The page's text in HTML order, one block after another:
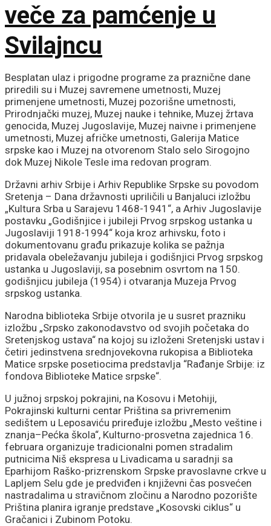
veče za pamćenje u
Svilajncu
Besplatan ulaz i prigodne programe za praznične dane
priredili su i Muzej savremene umetnosti, Muzej
primenjene umetnosti, Muzej pozorišne umetnosti,
Prirodnjački muzej, Muzej nauke i tehnike, Muzej žrtava
genocida, Muzej Jugoslavije, Muzej naivne i primenjene
umetnosti, Muzej afričke umetnosti, Galerija Matice
srpske kao i Muzej na otvorenom Stalo selo Sirogojno
dok Muzej Nikole Tesle ima redovan program.
Državni arhiv Srbije i Arhiv Republike Srpske su povodom
Sretenja – Dana državnosti upriličili u Banjaluci izložbu
„Kultura Srba u Sarajevu 1468-1941“, a Arhiv Jugoslavije
postavku „Godišnjice i jubileji Prvog srpskog ustanka u
Jugoslaviji 1918-1994“ koja kroz arhivsku, foto i
dokumentovanu građu prikazuje kolika se pažnja
pridavala obeležavanju jubileja i godišnjici Prvog srpskog
ustanka u Jugoslaviji, sa posebnim osvrtom na 150.
godišnjicu jubileja (1954) i otvaranja Muzeja Prvog
srpskog ustanka.
Narodna biblioteka Srbije otvorila je u susret prazniku
izložbu „Srpsko zakonodavstvo od svojih početaka do
Sretenjskog ustava“ na kojoj su izloženi Sretenjski ustav i
četiri jedinstvena srednjovekovna rukopisa a Biblioteka
Matice srpske posetiocima predstavlja “Rađanje Srbije: iz
fondova Biblioteke Matice srpske“.
U južnoj srpskoj pokrajini, na Kosovu i Metohiji,
Pokrajinski kulturni centar Priština sa privremenim
sedištem u Leposaviću priređuje izložbu „Mesto veštine i
znanja–Pećka škola“, Kulturno-prosvetna zajednica 16.
februara organizuje tradicionalni pomen stradalim
putnicima Niš ekspresa u Livadicama u saradnji sa
Eparhijom Raško-prizrenskom Srpske pravoslavne crkve u
Lapljem Selu gde je predviđen i književni čas posvećen
nastradalima u stravičnom zločinu a Narodno pozorište
Priština planira igranje predstave „Kosovski ciklus“ u
Gračanici i Zubinom Potoku.